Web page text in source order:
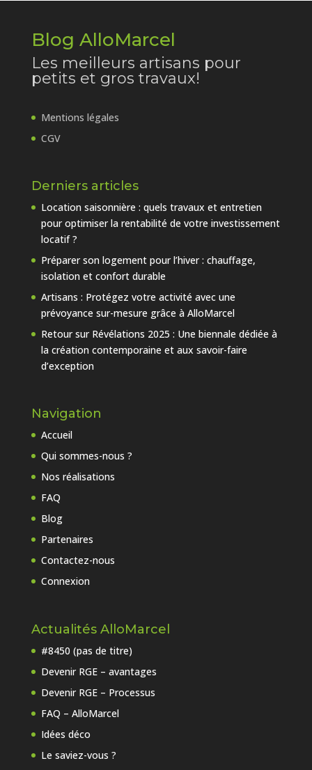
Blog AlloMarcel
Les meilleurs artisans pour
petits et gros travaux!
Mentions légales
CGV
Derniers articles
Location saisonnière : quels travaux et entretien
pour optimiser la rentabilité de votre investissement
locatif ?
Préparer son logement pour l’hiver : chauffage,
isolation et confort durable
Artisans : Protégez votre activité avec une
prévoyance sur-mesure grâce à AlloMarcel
Retour sur Révélations 2025 : Une biennale dédiée à
la création contemporaine et aux savoir-faire
d’exception
Navigation
Accueil
Qui sommes-nous ?
Nos réalisations
FAQ
Blog
Partenaires
Contactez-nous
Connexion
Actualités AlloMarcel
#8450 (pas de titre)
Devenir RGE – avantages
Devenir RGE – Processus
FAQ – AlloMarcel
Idées déco
Le saviez-vous ?